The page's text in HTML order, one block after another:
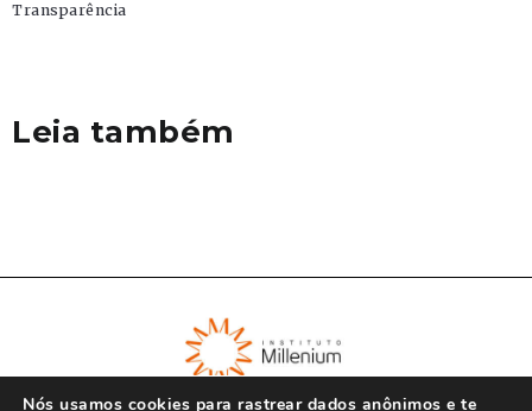
Transparência
Leia também
Nós usamos cookies para rastrear dados anônimos e te